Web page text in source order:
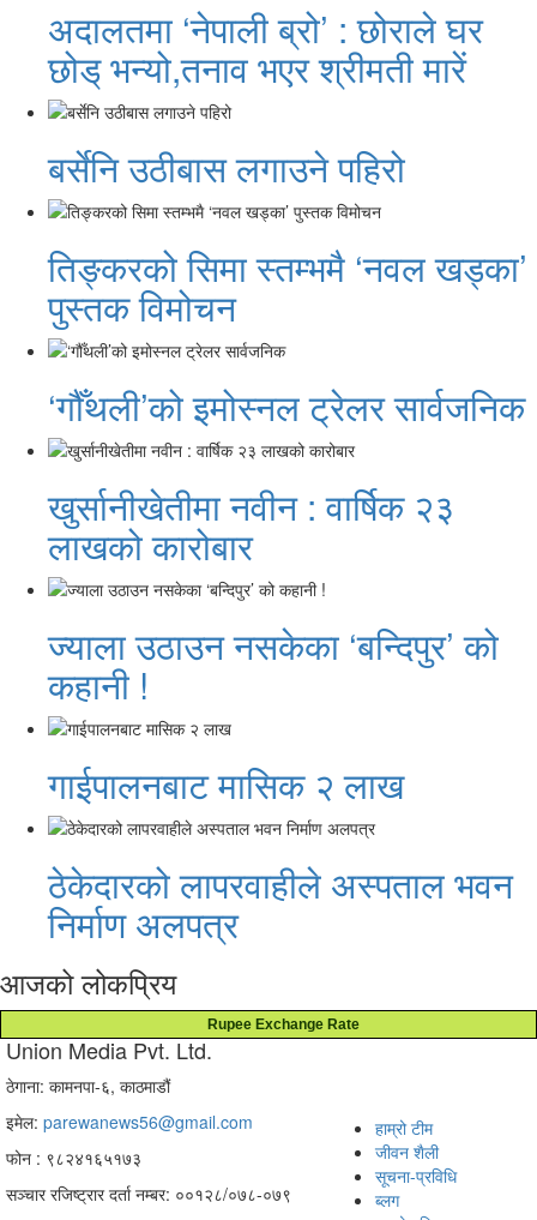
अदालतमा ‘नेपाली ब्रो’ : छोराले घर
छोड् भन्यो,तनाव भएर श्रीमती मारें
बर्सेनि उठीबास लगाउने पहिरो
तिङ्करको सिमा स्तम्भमै ‘नवल खड्का’
पुस्तक विमोचन
‘गौँथली’को इमोस्नल ट्रेलर सार्वजनिक
खुर्सानीखेतीमा नवीन : वार्षिक २३
लाखको कारोबार
ज्याला उठाउन नसकेका ‘बन्दिपुर’ को
कहानी !
गाईपालनबाट मासिक २ लाख
ठेकेदारको लापरवाहीले अस्पताल भवन
निर्माण अलपत्र
आजको लोकप्रिय
Rupee Exchange Rate
Union Media Pvt. Ltd.
ठेगाना: कामनपा-६, काठमाडौं
इमेल: parewanews56@gmail.com
फोन : ९८२४१६५१७३
सञ्चार रजिष्ट्रार दर्ता नम्बर: ००१२८/०७८-०७९
हाम्रो टीम
जीवन शैली
सूचना-प्रविधि
ब्लग